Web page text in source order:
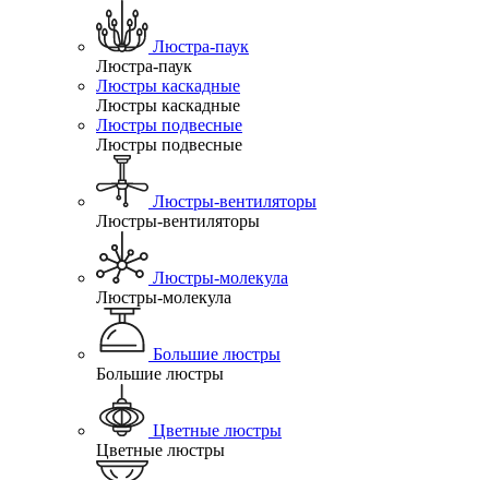
Люстра-паук
Люстра-паук
Люстры каскадные
Люстры каскадные
Люстры подвесные
Люстры подвесные
Люстры-вентиляторы
Люстры-вентиляторы
Люстры-молекула
Люстры-молекула
Большие люстры
Большие люстры
Цветные люстры
Цветные люстры